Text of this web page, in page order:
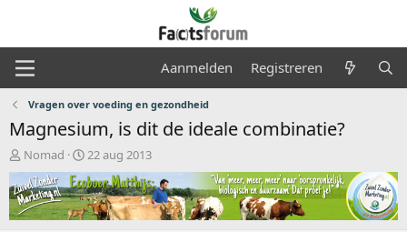
Aanmelden Registreren
Vragen over voeding en gezondheid
Magnesium, is dit de ideale combinatie?
O
n
d
e
r
Nomad
S
t
a
r
t
22 aug 2013